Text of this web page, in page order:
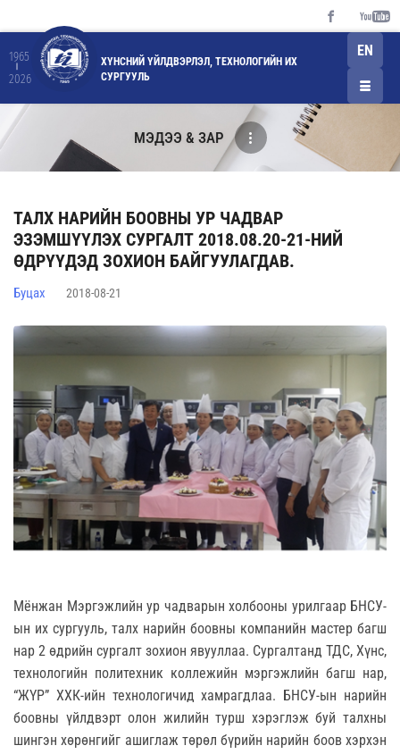
1965
2026
ХҮНСНИЙ ҮЙЛДВЭРЛЭЛ, ТЕХНОЛОГИЙН ИХ
СУРГУУЛЬ
EN
МЭДЭЭ & ЗАР
ТАЛХ НАРИЙН БООВНЫ УР ЧАДВАР
ЭЗЭМШҮҮЛЭХ СУРГАЛТ 2018.08.20-21-НИЙ
ӨДРҮҮДЭД ЗОХИОН БАЙГУУЛАГДАВ.
Буцах 2018-08-21
Мёнжан Мэргэжлийн ур чадварын холбооны урилгаар БНСУ-
ын их сургууль, талх нарийн боовны компанийн мастер багш
нар 2 өдрийн сургалт зохион явууллаа. Сургалтанд ТДС, Хүнс,
технологийн политехник коллежийн мэргэжлийн багш нар,
“ЖҮР” ХХК-ийн технологичид хамрагдлаа. БНСУ-ын нарийн
боовны үйлдвэрт олон жилийн турш хэрэглэж буй талхны
шингэн хөрөнгийг ашиглаж төрөл бүрийн нарийн боов хэрхэн